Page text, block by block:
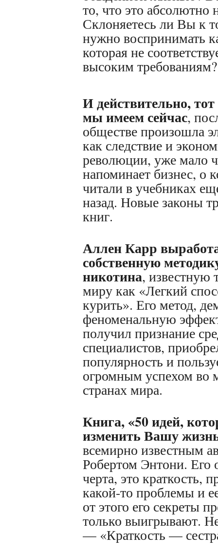
то, что это абсолютно
Склоняетесь ли Вы к
нужно воспринимать
которая не
высоким требованиям?
И действительно, тот
мы имеем сейчас,
обществе произошла
как следствие и
революции, уже мало
напоминает бизнес, о
читали в учебниках
назад. Новые законы
книг.
Аллен Карр
собственную
никотина, известную
миру как «Легкий
курить». Его метод,
феноменальную
получил признание
специалистов,
популярность и
огромным успехом во
странах мира.
Книга, «50 идей,
изменить Вашу
всемирно известным
Робертом Энтони. Его
черта, это краткость,
какой-то проблемы и
от этого его секреты
только выигрывают.
— «Краткость —